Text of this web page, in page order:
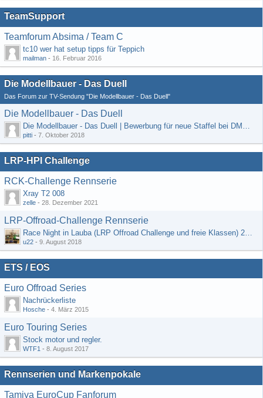
TeamSupport
Teamforum Absima / Team C
tc10 wer hat setup tipps für Teppich
mailman - 16. Februar 2016
Die Modellbauer - Das Duell
Das Forum zur TV-Sendung "Die Modellbauer - Das Duell"
Die Modellbauer - Das Duell
Die Modellbauer - Das Duell | Bewerbung für neue Staffel bei DMAX *Werbung*
pitti - 7. Oktober 2018
LRP-HPI Challenge
RCK-Challenge Rennserie
Xray T2 008
zelle - 28. Dezember 2021
LRP-Offroad-Challenge Rennserie
Race Night in Lauba (LRP Offroad Challenge und freie Klassen) 25/26.08
u22 - 9. August 2018
ETS / EOS
Euro Offroad Series
Nachrückerliste
Hosche - 4. März 2015
Euro Touring Series
Stock motor und regler.
WTF1 - 8. August 2017
Rennserien und Markenpokale
Tamiya EuroCup Fanforum